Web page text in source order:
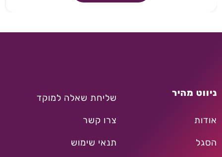
ניווט מהיר
אודות
הסגל
שליחת שאלה למוקד
צרו קשר
תנאי שימוש